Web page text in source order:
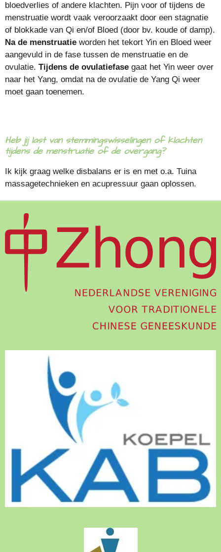
bloedverlies of andere klachten. Pijn voor of tijdens de
menstruatie wordt vaak veroorzaakt door een stagnatie
of blokkade van Qi en/of Bloed (door bv. koude of damp).
Na de menstruatie worden het tekort Yin en Bloed weer
aangevuld in de fase tussen de menstruatie en de
ovulatie. Tijdens de ovulatiefase gaat het Yin weer over
naar het Yang, omdat na de ovulatie de Yang Qi weer
moet gaan toenemen.
Heb jij last van stemmingswisselingen of klachten
tijdens de menstruatie of de overgang?
Ik kijk graag welke disbalans er is en met o.a. Tuina
massagetechnieken en acupressuur gaan oplossen.